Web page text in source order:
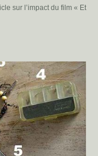
sur l’impact du film « Et